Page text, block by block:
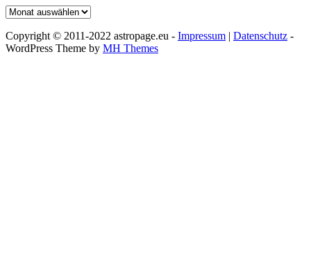
Archiv
Copyright © 2011-2022 astropage.eu - Impressum | Datenschutz -
WordPress Theme by MH Themes